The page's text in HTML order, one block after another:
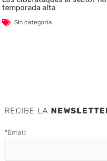
temporada alta
Sin categoría
RECIBE LA
*Email: